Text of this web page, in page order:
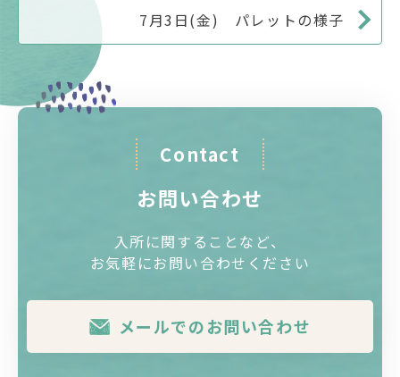
7月3日(金) パレットの様子
Contact
お問い合わせ
入所に関することなど、
お気軽にお問い合わせください
メールでのお問い合わせ